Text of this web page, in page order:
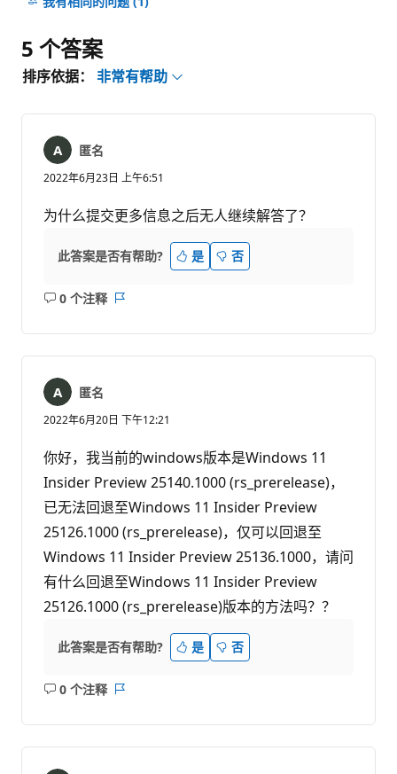
5 个答案
排序依据： 非常有帮助
匿名
2022年6月23日 上午6:51
为什么提交更多信息之后无人继续解答了？
此答案是否有帮助? 是 否
0 个注释
无
匿名
2022年6月20日 下午12:21
你好，我当前的windows版本是Windows 11
Insider Preview 25140.1000 (rs_prerelease)，
已无法回退至Windows 11 Insider Preview
25126.1000 (rs_prerelease)，仅可以回退至
Windows 11 Insider Preview 25136.1000，请问
有什么回退至Windows 11 Insider Preview
25126.1000 (rs_prerelease)版本的方法吗？？
此答案是否有帮助? 是 否
0 个注释
无